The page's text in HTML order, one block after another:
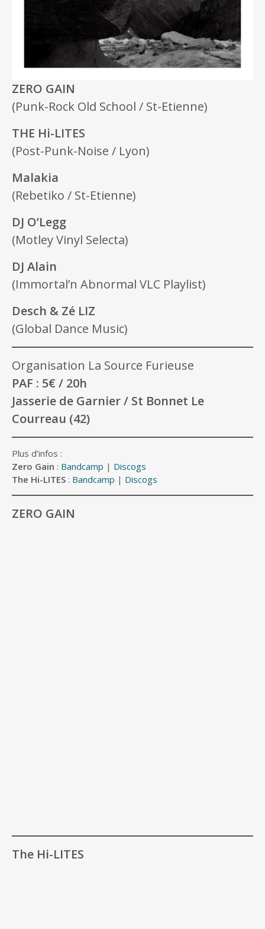
ZERO GAIN
(Punk-Rock Old School / St-Etienne)
THE Hi-LITES
(Post-Punk-Noise / Lyon)
Malakia
(Rebetiko / St-Etienne)
DJ O’Legg
(Motley Vinyl Selecta)
DJ Alain
(Immortal’n Abnormal VLC Playlist)
Desch & Zé LIZ
(Global Dance Music)
Organisation La Source Furieuse
PAF : 5€ / 20h
Jasserie de Garnier / St Bonnet Le
Courreau (42)
Plus d’infos :
Zero Gain : Bandcamp | Discogs
The Hi-LITES : Bandcamp | Discogs
ZERO GAIN
The Hi-LITES